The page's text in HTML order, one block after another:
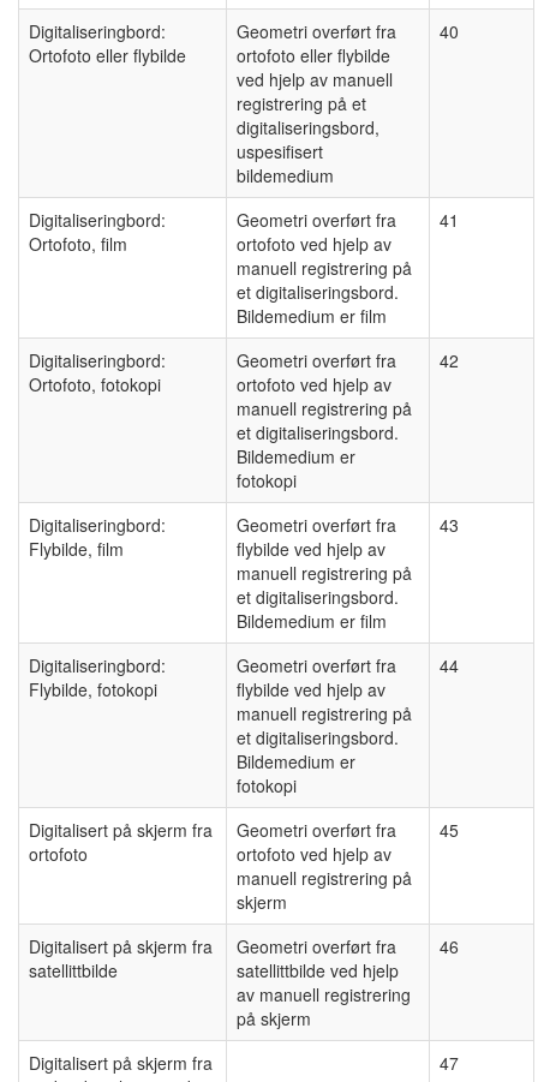
Digitaliseringbord:
Ortofoto eller flybilde
Geometri overført fra
ortofoto eller flybilde
ved hjelp av manuell
registrering på et
digitaliseringsbord,
uspesifisert
bildemedium
40
Digitaliseringbord:
Ortofoto, film
Geometri overført fra
ortofoto ved hjelp av
manuell registrering på
et digitaliseringsbord.
Bildemedium er film
41
Digitaliseringbord:
Ortofoto, fotokopi
Geometri overført fra
ortofoto ved hjelp av
manuell registrering på
et digitaliseringsbord.
Bildemedium er
fotokopi
42
Digitaliseringbord:
Flybilde, film
Geometri overført fra
flybilde ved hjelp av
manuell registrering på
et digitaliseringsbord.
Bildemedium er film
43
Digitaliseringbord:
Flybilde, fotokopi
Geometri overført fra
flybilde ved hjelp av
manuell registrering på
et digitaliseringsbord.
Bildemedium er
fotokopi
44
Digitalisert på skjerm fra
ortofoto
Geometri overført fra
ortofoto ved hjelp av
manuell registrering på
skjerm
45
Digitalisert på skjerm fra
satellittbilde
Geometri overført fra
satellittbilde ved hjelp
av manuell registrering
på skjerm
46
Digitalisert på skjerm fra
47